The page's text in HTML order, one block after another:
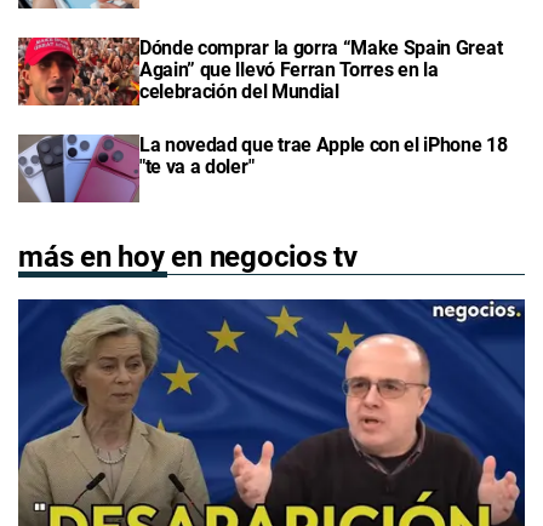
Dónde comprar la gorra “Make Spain Great
Again” que llevó Ferran Torres en la
celebración del Mundial
La novedad que trae Apple con el iPhone 18
"te va a doler"
más en hoy en negocios tv